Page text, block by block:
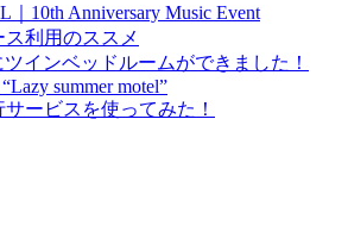
10th Anniversary Music Event
利用のススメ
インベッドルームができました！
summer motel”
ービスを使ってみた！